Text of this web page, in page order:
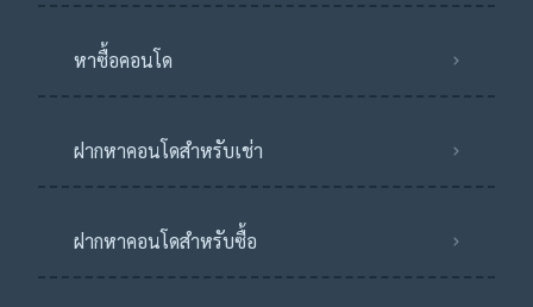
หาซื้อคอนโด
ฝากหาคอนโดสำหรับเช่า
ฝากหาคอนโดสำหรับซื้อ